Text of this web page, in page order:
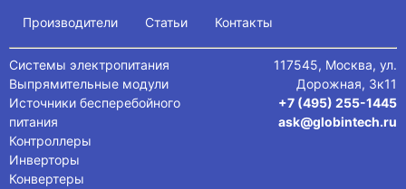
Enatel RM2048HE
Производители Статьи Контакты
Системы электропитания
Выпрямительные модули
Источники бесперебойного
питания
Контроллеры
Инверторы
Конвертеры
117545, Москва, ул.
Дорожная, 3к11
+7 (495) 255-1445
ask@globintech.ru